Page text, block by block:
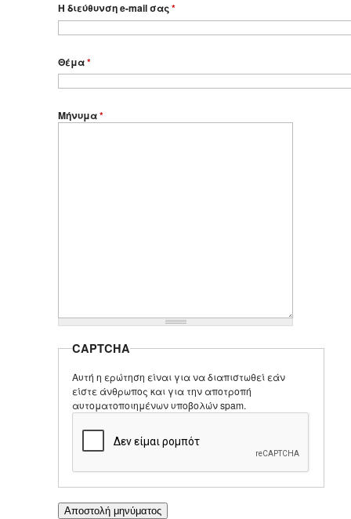
Η διεύθυνση e-mail σας*
Θέμα*
Μήνυμα*
CAPTCHA
Αυτή η ερώτηση είναι για να διαπιστωθεί εάν
είστε άνθρωπος και για την αποτροπή
αυτοματοποιημένων υποβολών spam.